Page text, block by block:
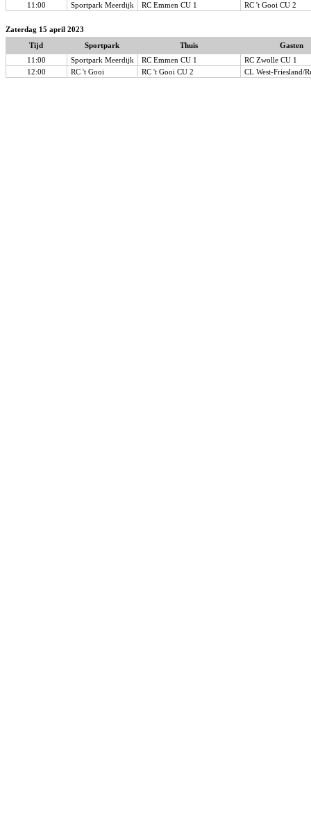
11:00
Sportpark Meerdijk RC Emmen CU 1 RC 't Gooi CU 2
Zaterdag 15 april 2023
Tijd
Sportpark Thuis
Gasten
11:00
Sportpark Meerdijk RC Emmen CU 1
RC Zwolle CU 1
12:00
RC 't Gooi RC 't Gooi CU 2 CL West-Friesland/